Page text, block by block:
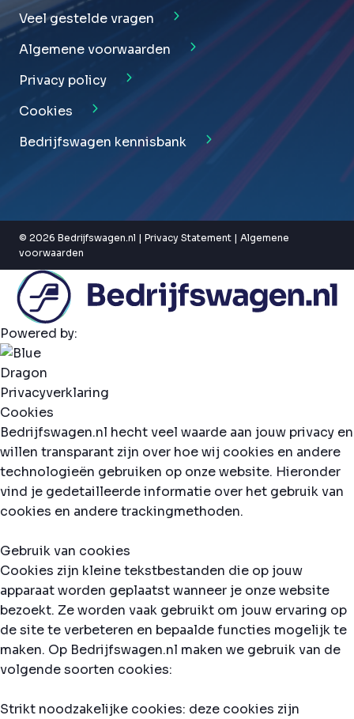
Veel gestelde vragen
Algemene voorwaarden
Privacy policy
Cookies
Bedrijfswagen kennisbank
© 2026 Bedrijfswagen.nl | Privacy Statement | Algemene
voorwaarden
Powered by:
Privacyverklaring
Cookies
Bedrijfswagen.nl hecht veel waarde aan jouw privacy en
willen transparant zijn over hoe wij cookies en andere
technologieën gebruiken op onze website. Hieronder
vind je gedetailleerde informatie over het gebruik van
cookies en andere trackingmethoden.
Gebruik van cookies
Cookies zijn kleine tekstbestanden die op jouw
apparaat worden geplaatst wanneer je onze website
bezoekt. Ze worden vaak gebruikt om jouw ervaring op
de site te verbeteren en bepaalde functies mogelijk te
maken. Op Bedrijfswagen.nl maken we gebruik van de
volgende soorten cookies:
Strikt noodzakelijke cookies: deze cookies zijn